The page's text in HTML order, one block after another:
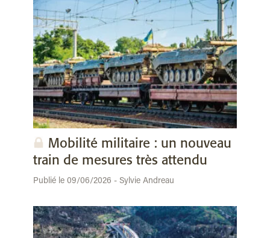
Mobilité militaire : un nouveau
train de mesures très attendu
Publié le 09/06/2026 - Sylvie Andreau